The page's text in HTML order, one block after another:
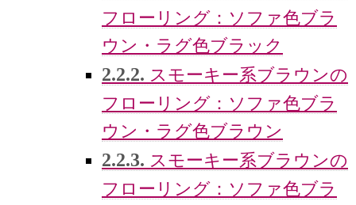
フローリング：ソファ色ブラ
ウン・ラグ色ブラック
2.2.2. スモーキー系ブラウンの
フローリング：ソファ色ブラ
ウン・ラグ色ブラウン
2.2.3. スモーキー系ブラウンの
フローリング：ソファ色ブラ